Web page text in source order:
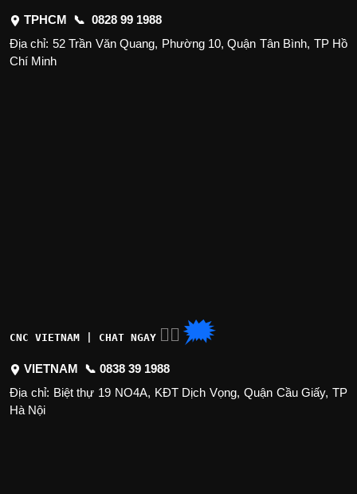
TPHCM 📞 0828 99 1988
Địa chỉ: 52 Trần Văn Quang, Phường 10, Quận Tân Bình, TP Hồ
Chí Minh
CNC VIETNAM | CHAT NGAY 👉🏽 🗯
VIETNAM 📞 0838 39 1988
Địa chỉ: Biệt thự 19 NO4A, KĐT Dịch Vọng, Quận Cầu Giấy, TP
Hà Nội